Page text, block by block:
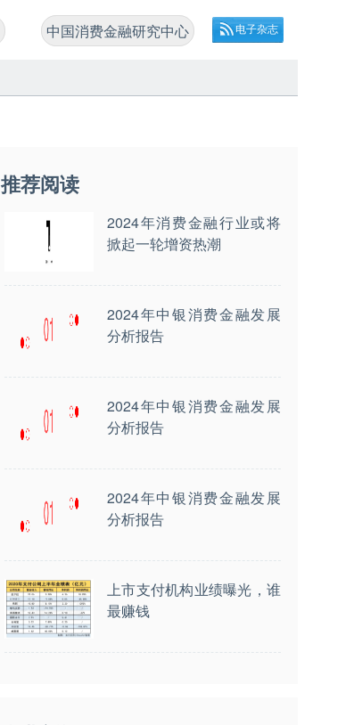
电子杂志
中国消费金融研究中心
推荐阅读
2024年消费金融行业或将
掀起一轮增资热潮
2024年中银消费金融发展
分析报告
2024年中银消费金融发展
分析报告
2024年中银消费金融发展
分析报告
上市支付机构业绩曝光，谁
最赚钱